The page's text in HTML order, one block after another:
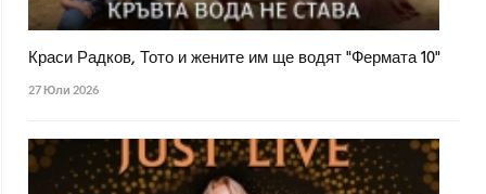
Краси Радков, Тото и жените им ще водят "Фермата 10"
27 Юли 2026